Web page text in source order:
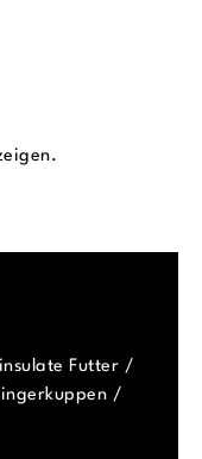
Futter /
/